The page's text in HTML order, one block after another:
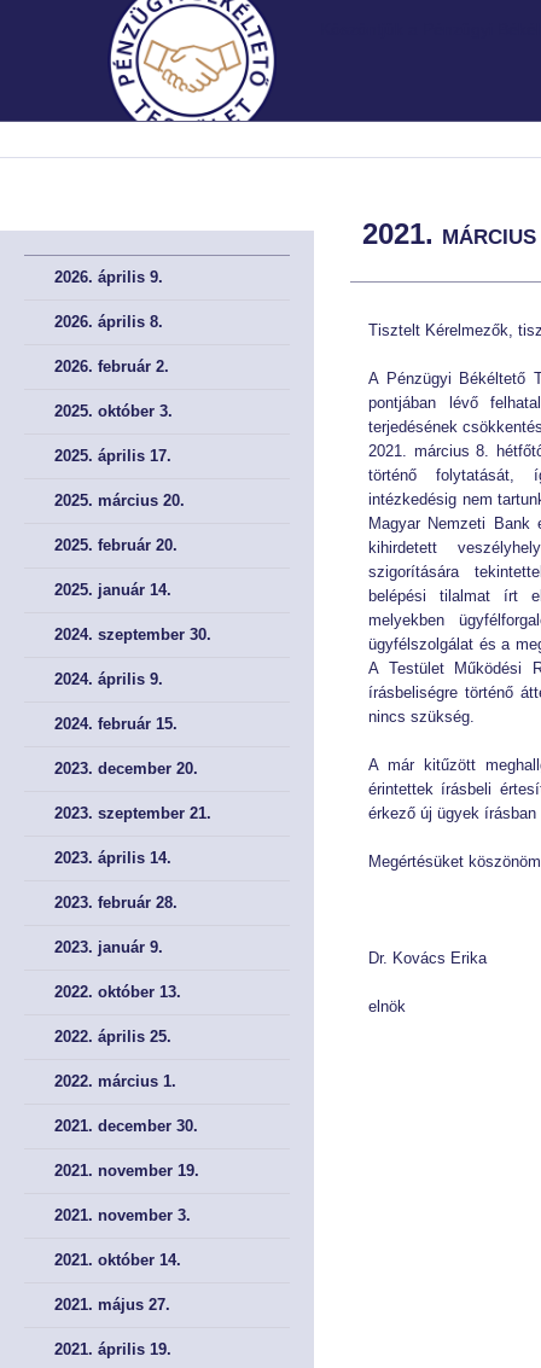
BEMUTATKOZÁS
A Testületről röviden
A Testület története
Müködési Rendünk
Éves Jelentéseink
Testület
Hivatal
Közös jogszabályok
Pénzpiac
Biztosítás
Pénztár
NYOMTATVÁNYOK
BEMUTATKOZÁS
A Testületről röviden
A Testület története
Müködési Rendünk
Éves Jelentéseink
Testület
Hivatal
Közös jogszabályok
Pénzpiac
Biztosítás
Pénztár
NYOMTATVÁNYOK
2026. április 9.
2026. április 8.
2026. február 2.
2025. október 3.
2025. április 17.
2025. március 20.
2025. február 20.
2025. január 14.
2024. szeptember 30.
2024. április 9.
2024. február 15.
2023. december 20.
2023. szeptember 21.
2023. április 14.
2023. február 28.
2023. január 9.
2022. október 13.
2022. április 25.
2022. március 1.
2021. december 30.
2021. november 19.
2021. november 3.
2021. október 14.
2021. május 27.
2021. április 19.
2021.
Tisztelt Kérelmezők,
A Pénzügyi Békéltető
pontjában lévő
terjedésének
2021. március 8.
történő folytatását,
intézkedésig nem
Magyar Nemzeti Bank
kihirdetett
szigorítására
belépési tilalmat írt
melyekben
ügyfélszolgálat és a
A Testület Működési
írásbeliségre történő
nincs szükség.
A már kitűzött
érintettek írásbeli
érkező új ügyek
Megértésüket
Dr. Kovács Erika
elnök